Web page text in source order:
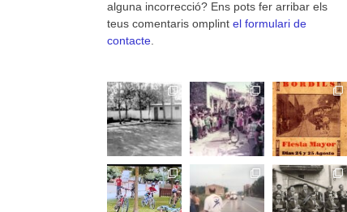
alguna incorrecció? Ens pots fer arribar els
teus comentaris omplint el formulari de
contacte